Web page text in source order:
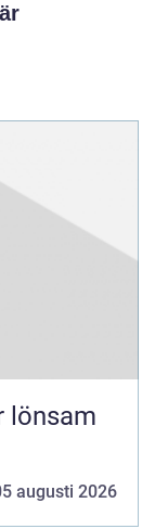
lönsam
augusti 2026